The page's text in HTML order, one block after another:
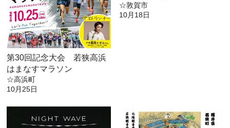
第30回記念大会 若狭高浜
はまなすマラソン
☆高浜町
10月25日
☆敦賀市
10月18日